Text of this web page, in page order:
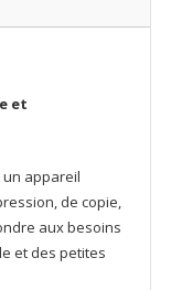
et
un appareil
de copie,
aux besoins
et des petites